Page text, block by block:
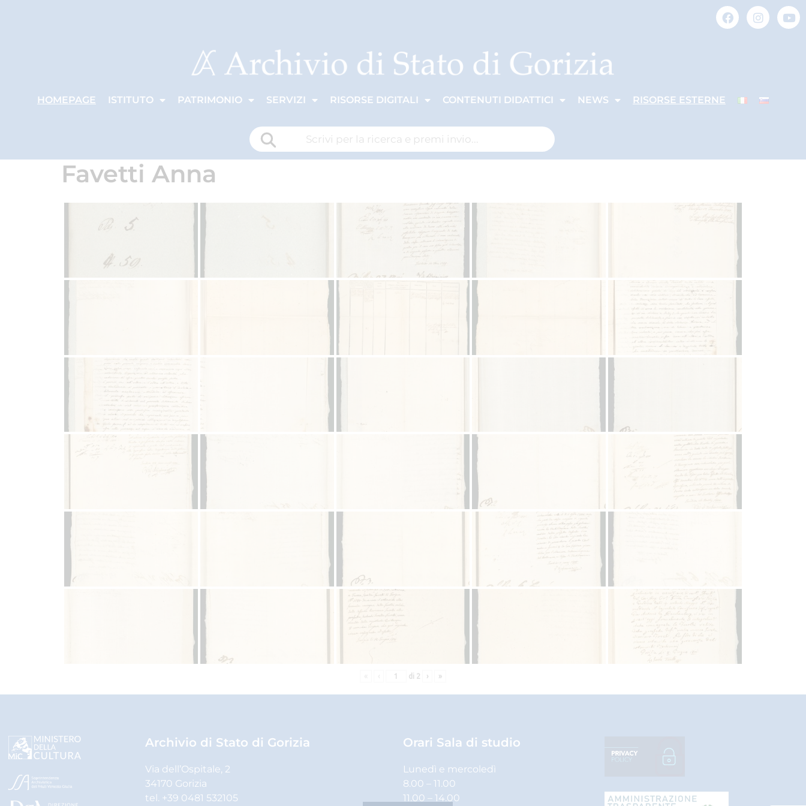
HOMEPAGE ISTITUTO PATRIMONIO SERVIZI RISORSE DIGITALI CONTENUTI DIDATTICI NEWS RISORSE ESTERNE
Favetti Anna
di 2 › »
Archivio di Stato di Gorizia
Via dell’Ospitale, 2
34170 Gorizia
tel. +39 0481 532105
Orari Sala di studio
Lunedì e mercoledì
8.00 – 11.00
11.00 – 14.00